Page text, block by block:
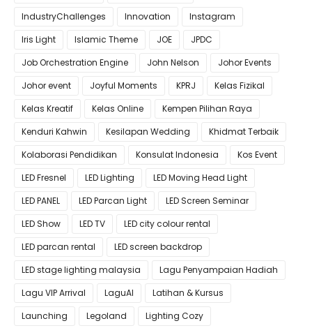
IndustryChallenges
Innovation
Instagram
Iris Light
Islamic Theme JOE
JPDC
Job Orchestration Engine
John Nelson
Johor Events
Johor event
Joyful Moments KPRJ
Kelas Fizikal
Kelas Kreatif
Kelas Online
Kempen Pilihan Raya
Kenduri Kahwin
Kesilapan Wedding
Khidmat Terbaik
Kolaborasi Pendidikan
Konsulat Indonesia
Kos Event
LED Fresnel
LED Lighting
LED Moving Head Light
LED PANEL
LED Parcan Light
LED Screen Seminar
LED Show
LED TV
LED city colour rental
LED parcan rental
LED screen backdrop
LED stage lighting malaysia
Lagu Penyampaian Hadiah
Lagu VIP Arrival
LaguAI
Latihan & Kursus
Launching
Legoland
Lighting Cozy